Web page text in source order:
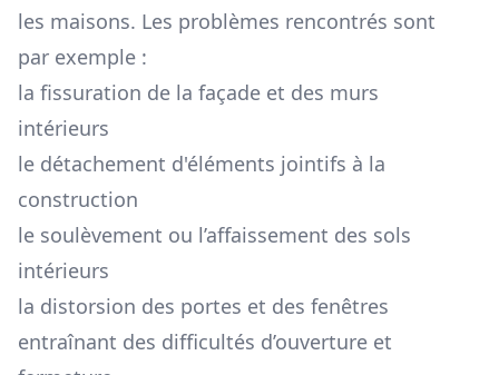
les maisons. Les problèmes rencontrés sont
par exemple :
la fissuration de la façade et des murs
intérieurs
le détachement d'éléments jointifs à la
construction
le soulèvement ou l’affaissement des sols
intérieurs
la distorsion des portes et des fenêtres
entraînant des difficultés d’ouverture et